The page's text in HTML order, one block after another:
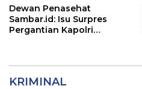
Dewan Penasehat
Sambar.id: Isu Surpres
Pergantian Kapolri
KRIMINAL